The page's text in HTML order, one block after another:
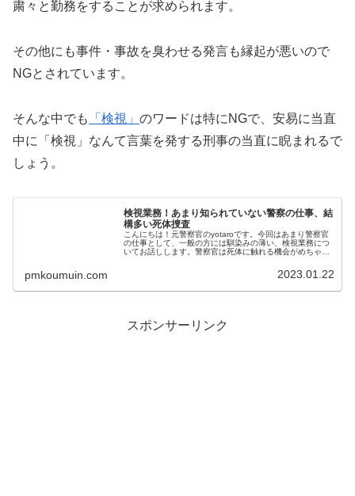
粛々と勤務をすることが求められます。
その他にも事件・事故を臭わせる発言も縁起が悪いので
NGとされています。
そんな中でも 「検視」 のワードは特にNGで、安易に当直
中に「検視」なんて言葉を発する刑事の当直に睨まれるで
しょう。
検視業務！あまり知られていない警察の仕事、結
構多い死体捜査
こんにちは！元警察官のyotaroです。今回はあまり警察官
の仕事として、一般の方には馴染みの薄い、検視業務につ
いてお話しします。警察官は死体に触れる機会がめちゃく
pmkoumuin.com 2023.01.22
スポンサーリンク